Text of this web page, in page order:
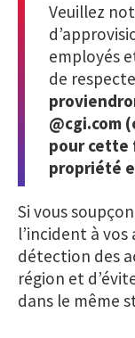
Veuillez
employés
de
@cgi.com
pour cette
propriété
Si vous
l’incident à
détection des
région et
dans le même